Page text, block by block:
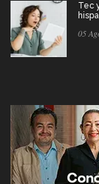
Tec
05